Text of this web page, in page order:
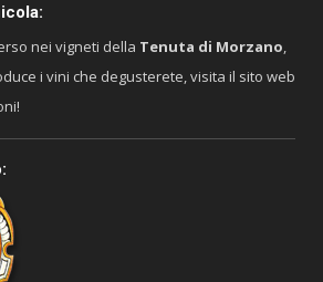
nei vigneti della Tenuta di Morzano,
i vini che degusterete, visita il sito web